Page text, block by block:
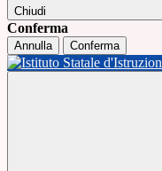
Chiudi
Conferma
Annulla Conferma